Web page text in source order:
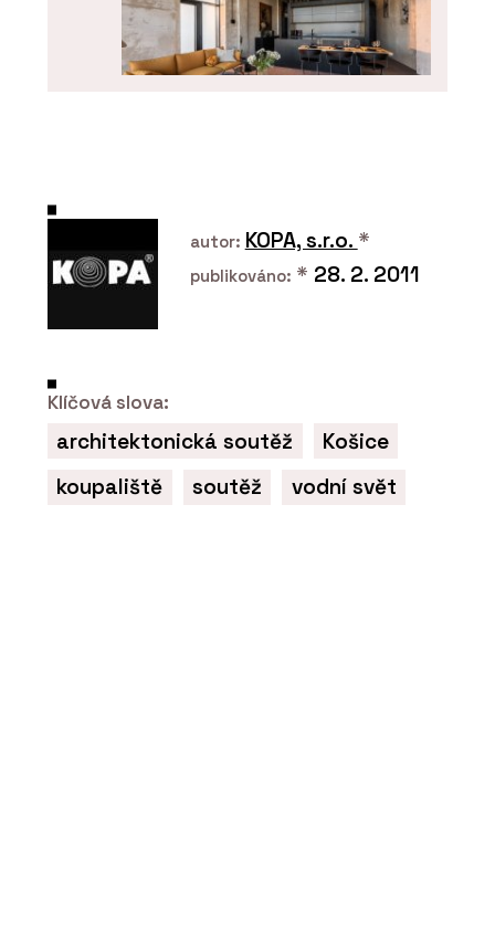
autovýtahem a výhledem na Prahu
O FIRMĚ
autor: KOPA, s.r.o. *
publikováno: * 28. 2. 2011
Klíčová slova:
architektonická soutěž
Košice
koupaliště
soutěž vodní svět